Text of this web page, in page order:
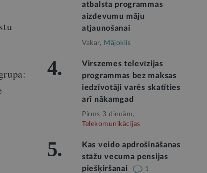
atbalsta programmas
aizdevumu māju
atjaunošanai
Vakar, Mājoklis
4.
Virszemes televīzijas
programmas bez maksas
iedzīvotāji varēs skatīties
arī nākamgad
Pirms 3 dienām,
Telekomunikācijas
5.
Kas veido apdrošināšanas
stāžu vecuma pensijas
piešķiršanai
1